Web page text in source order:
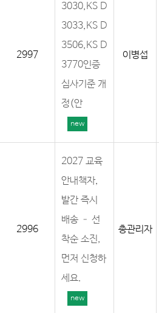
2997
3030,KS D
3033,KS D
3506,KS D
3770인증
심사기준 개
정(안
new
이병섭
2996
2027 교육
안내책자,
발간 즉시
배송 – 선
착순 소진,
먼저 신청하
세요.
new
총관리자